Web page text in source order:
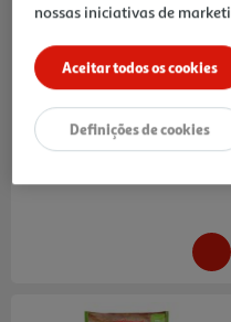
3.4 (5)
3.19 €/Kg
3,19 €
nossas iniciativas de
Aceitar todos os cookies
Definições de cookies